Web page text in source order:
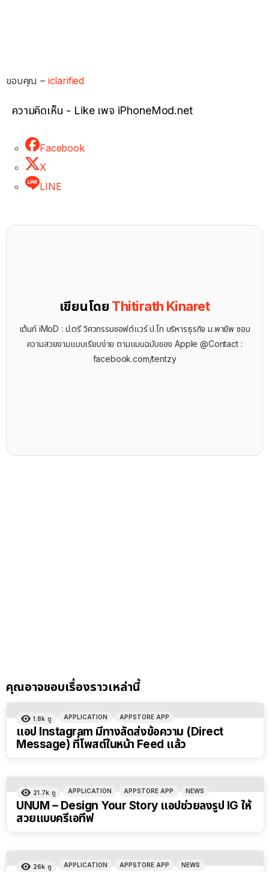
ขอบคุณ – iclarified
ความคิดเห็น - Like เพจ iPhoneMod.net
Facebook
X
LINE
เขียนโดย Thitirath Kinaret
เต้นท์ iMoD : ป.ตรี วิศวกรรมซอฟต์แวร์ ป.โท บริหารธุรกิจ ม.พายัพ ชอบ
ความสวยงามแบบเรียบง่าย ตามแบบฉบับของ Apple @Contact :
facebook.com/tentzy
คุณอาจชอบเรื่องราวเหล่านี้
1.8k ดู APPLICATION APPSTORE APP
แอป Instagram มีทางลัดส่งข้อความ (Direct
Message) ที่โพสต์ในหน้า Feed แล้ว
21.7k ดู APPLICATION APPSTORE APP NEWS
UNUM – Design Your Story แอปช่วยลงรูป IG ให้
สวยแบบครีเอทีฟ
26k ดู APPLICATION APPSTORE APP NEWS